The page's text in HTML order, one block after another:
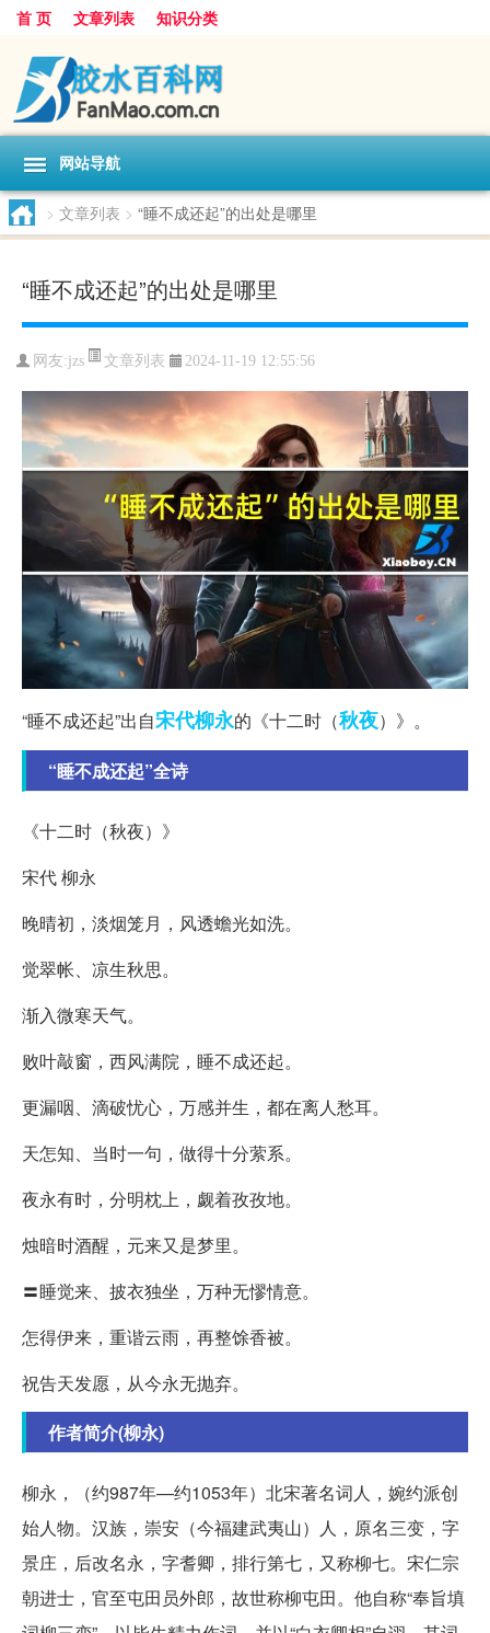
首 页 文章列表 知识分类
网站导航
> 文章列表 > “睡不成还起”的出处是哪里
“睡不成还起”的出处是哪里
网友:jzs 文章列表 2024-11-19 12:55:56
“睡不成还起”出自宋代柳永的《十二时（秋夜）》。
“睡不成还起”全诗
《十二时（秋夜）》
宋代 柳永
晚晴初，淡烟笼月，风透蟾光如洗。
觉翠帐、凉生秋思。
渐入微寒天气。
败叶敲窗，西风满院，睡不成还起。
更漏咽、滴破忧心，万感并生，都在离人愁耳。
天怎知、当时一句，做得十分萦系。
夜永有时，分明枕上，觑着孜孜地。
烛暗时酒醒，元来又是梦里。
〓睡觉来、披衣独坐，万种无憀情意。
怎得伊来，重谐云雨，再整馀香被。
祝告天发愿，从今永无抛弃。
作者简介(柳永)
柳永，（约987年—约1053年）北宋著名词人，婉约派创
始人物。汉族，崇安（今福建武夷山）人，原名三变，字
景庄，后改名永，字耆卿，排行第七，又称柳七。宋仁宗
朝进士，官至屯田员外郎，故世称柳屯田。他自称“奉旨填